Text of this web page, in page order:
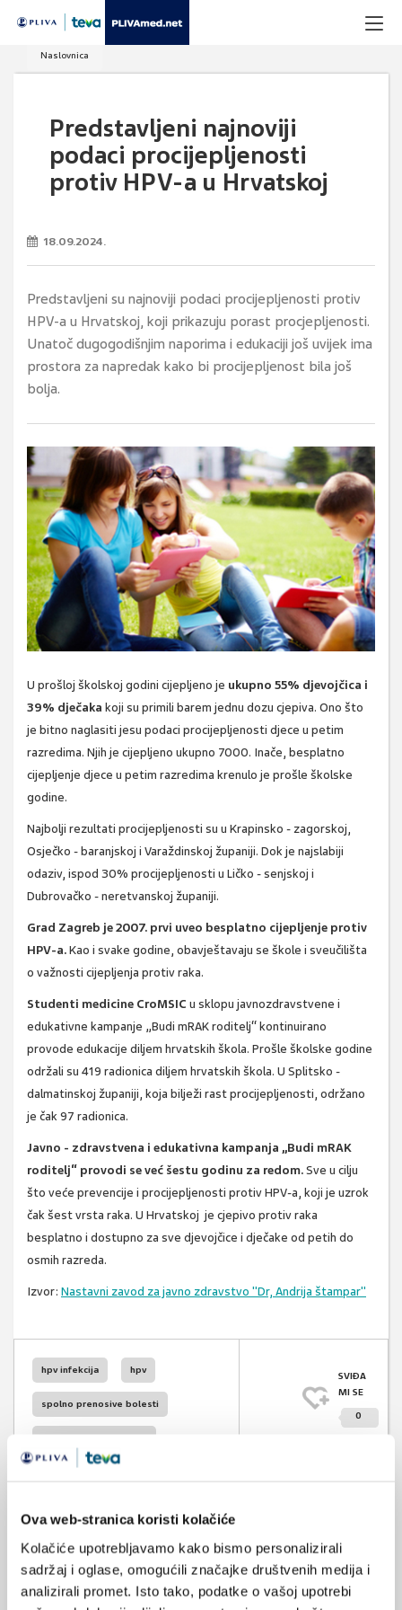
Ova web-stranica koristi kolačiće
Kolačiće upotrebljavamo kako bismo personalizirali
sadržaj i oglase, omogućili značajke društvenih medija i
analizirali promet. Isto tako, podatke o vašoj upotrebi
Naslovnica
Predstavljeni najnoviji
podaci procijepljenosti
protiv HPV-a u Hrvatskoj
18.09.2024.
Predstavljeni su najnoviji podaci procijepljenosti protiv
HPV-a u Hrvatskoj, koji prikazuju porast procjepljenosti.
Unatoč dugogodišnjim naporima i edukaciji još uvijek ima
prostora za napredak kako bi procijepljenost bila još
bolja.
U prošloj školskoj godini cijepljeno je ukupno 55% djevojčica i
39% dječaka koji su primili barem jednu dozu cjepiva. Ono što
je bitno naglasiti jesu podaci procijepljenosti djece u petim
razredima. Njih je cijepljeno ukupno 7000. Inače, besplatno
cijepljenje djece u petim razredima krenulo je prošle školske
godine.
Najbolji rezultati procijepljenosti su u Krapinsko - zagorskoj,
Osječko - baranjskoj i Varaždinskoj županiji. Dok je najslabiji
odaziv, ispod 30% procijepljenosti u Ličko - senjskoj i
Dubrovačko - neretvanskoj županiji.
Grad Zagreb je 2007. prvi uveo besplatno cijepljenje protiv
HPV-a.Kao i svake godine, obavještavaju se škole i sveučilišta
o važnosti cijepljenja protiv raka.
Studenti medicine CroMSIC u sklopu javnozdravstvene i
edukativne kampanje „Budi mRAK roditelj“ kontinuirano
provode edukacije diljem hrvatskih škola. Prošle školske godine
održali su 419 radionica diljem hrvatskih škola. U Splitsko -
dalmatinskoj županiji, koja bilježi rast procijepljenosti, održano
je čak 97 radionica.
Javno - zdravstvena i edukativna kampanja „Budi mRAK
roditelj“ provodi se već šestu godinu za redom.Sve u cilju
što veće prevencije i procijepljenosti protiv HPV-a, koji je uzrok
čak šest vrsta raka. U Hrvatskoj je cjepivo protiv raka
besplatno i dostupno za sve djevojčice i dječake od petih do
osmih razreda.
Izvor: Nastavni zavod za javno zdravstvo "Dr, Andrija štampar"
hpv infekcija hpv
spolno prenosive bolesti
cijepljenje protiv hpv-a
SVIĐA
MI SE
0
VEZANI SADRŽAJ <